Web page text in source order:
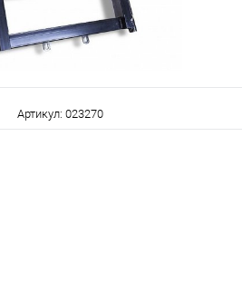
Артикул: 023270